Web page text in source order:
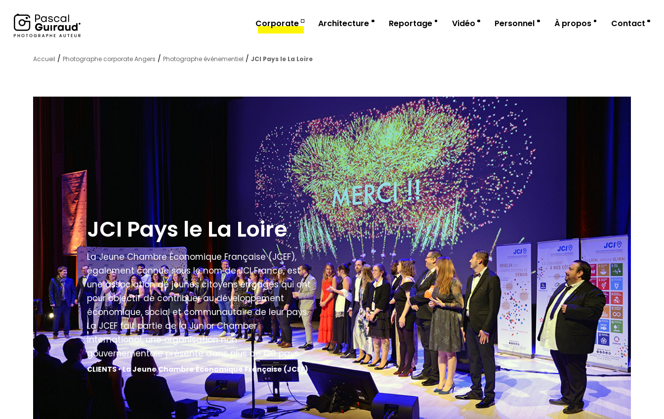
Corporate Architecture Reportage Vidéo Personnel À propos Contact
Accueil / Photographe corporate Angers / Photographe événementiel /JCI Pays le La Loire
JCI Pays le La Loire
La Jeune Chambre Économique Française (JCEF),
également connue sous le nom de JCI France, est
une association de jeunes citoyens engagés qui ont
pour objectif de contribuer au développement
économique, social et communautaire de leur pays.
La JCEF fait partie de la Junior Chamber
International, une organisation non
gouvernementale présente dans plus de 120 pays.
CLIENTS • La Jeune Chambre Économique Française (JCEF)